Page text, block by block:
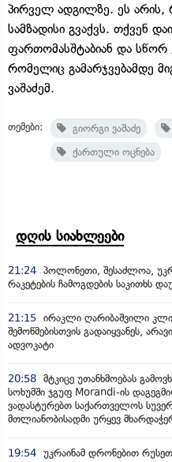
პირველ ადგილზე. ეს არის,
სამზადისი გვაქვს. თქვენ
ფართომასშტაბიან და სწორ
რომელიც გამარჯვებამდე
ვაშაძემ.
თემები: გიორგი ვაშაძე
ქართული ოცნება
დღის სიახლეები
21:24 პოლონეთი, შესაძლოა,
რაკეტების ჩამოგდების საკითხს
21:15 ირაკლი ღარიბაშვილი
შემოწმებისთვის გადაიყვანეს,
ადვოკატი
20:58 მტკიცე უთანხმოებას
სოხუმში ჯგუფ Morandi-ის
ვადასტურებთ საქართველოს
მთლიანობისადმი ურყევ
19:54 უკრაინამ დრონებით